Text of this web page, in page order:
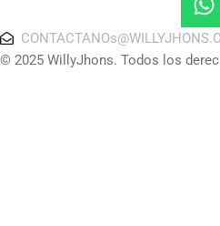
© 2025 WillyJhons. Todos los